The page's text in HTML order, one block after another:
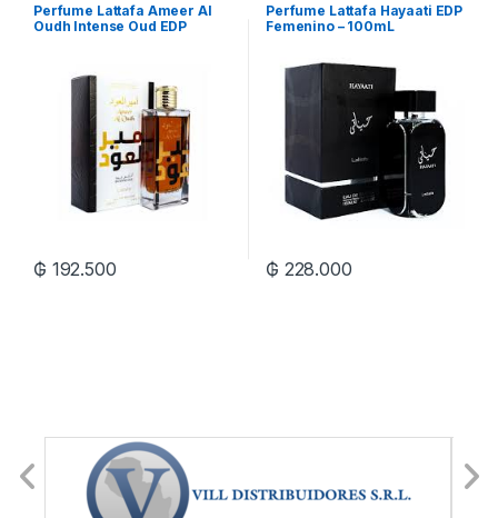
Perfume Lattafa Ameer Al
Oudh Intense Oud EDP
₲ 192.500
Perfume Lattafa Hayaati EDP
Femenino – 100mL
₲ 228.000